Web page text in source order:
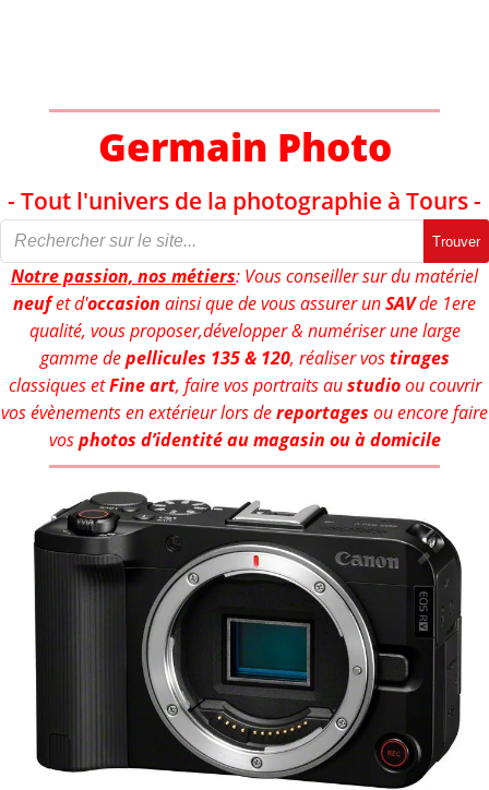
Germain Photo
- Tout l'univers de la photographie à Tours -
Trouver
Notre passion, nos métiers: Vous conseiller sur du matériel
neufet d'occasion ainsi que de vous assurer unSAVde 1ere
qualité, vous proposer,développer & numériser une large
gamme depellicules 135 & 120, réaliser vostirages
classiques etFine art, faire vos portraits austudioou couvrir
vos évènements en extérieur lors dereportages ou encore faire
vosphotos d’identité au magasin ou à domicile